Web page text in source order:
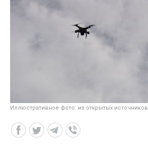
Иллюстративное фото: из открытых источников